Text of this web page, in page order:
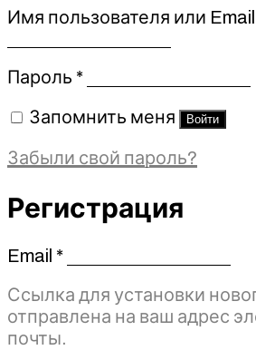
Имя пользователя или Email
Пароль *Обязательно
Запомнить меня Войти
Забыли свой пароль?
Регистрация
Email *Обязательно
Ссылка для установки
отправлена ​​на ваш адрес
почты.